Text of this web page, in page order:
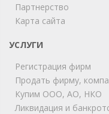
Партнерство
Карта сайта
УСЛУГИ
Регистрация фирм
Продать фирму,
Купим ООО, АО, НКО
Ликвидация и
Мы на связи!
Позвоните нам или
удобный